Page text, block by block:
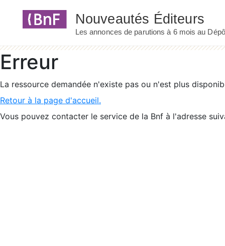
Erreur
La ressource demandée n'existe pas ou n'est plus
Retour à la page d'accueil.
Vous pouvez contacter le service de la Bnf à l'adresse